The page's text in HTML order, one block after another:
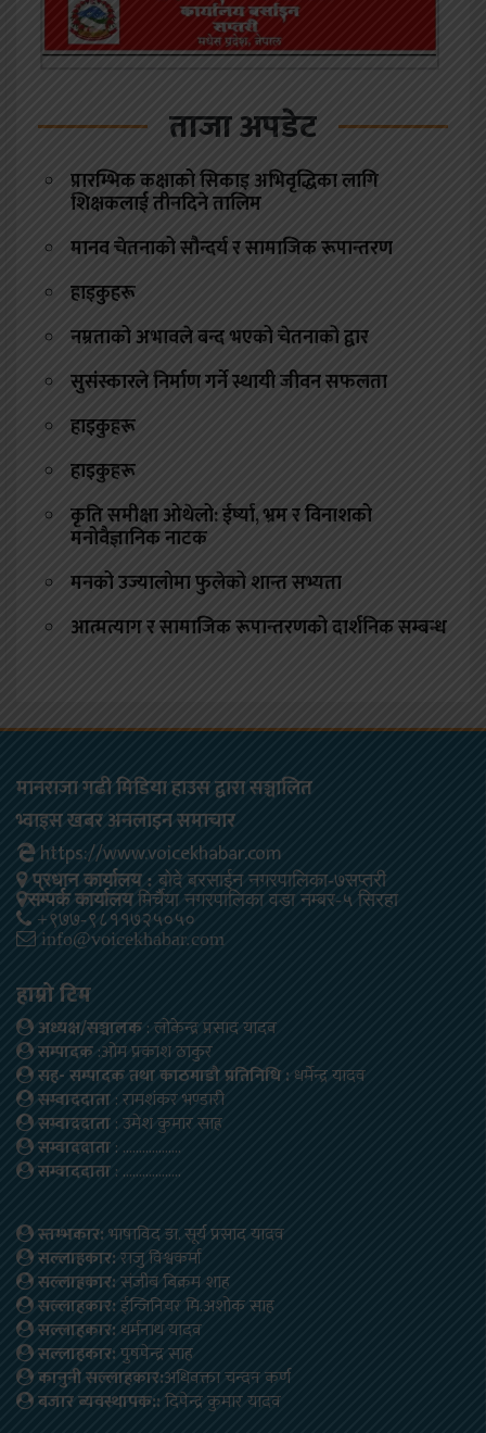
ताजा अपडेट
प्रारम्भिक कक्षाको सिकाइ अभिवृद्धिका लागि
शिक्षकलाई तीनदिने तालिम
मानव चेतनाको सौन्दर्य र सामाजिक रूपान्तरण
हाइकुहरू
नम्रताको अभावले बन्द भएको चेतनाको द्वार
सुसंस्कारले निर्माण गर्ने स्थायी जीवन सफलता
हाइकुहरू
हाइकुहरू
कृति समीक्षा ओथेलो: ईर्ष्या, भ्रम र विनाशको
मनोवैज्ञानिक नाटक
मनको उज्यालोमा फुलेको शान्त सभ्यता
आत्मत्याग र सामाजिक रूपान्तरणको दार्शनिक सम्बन्ध
मानराजा गढी मिडिया हाउस द्वारा सञ्चालित
भ्वाइस खबर अनलाइन समाचार
https://www.voicekhabar.com
प्रधान कार्यालय : बोदे बरसाईन नगरपालिका-७सप्तरी
सम्पर्क कार्यालयमिर्चैया नगरपालिका वडा नम्बर-५ सिरहा
+९७७-९८११७२५०५०
info@voicekhabar.com
हाम्रो टिम
अध्यक्ष/सञ्चालक: लोकेन्द्र प्रसाद यादव
सम्पादक:ओम प्रकाश ठाकुर
सह- सम्पादक तथा काठमाडौ प्रतिनिधि : धर्मेन्द्र यादव
सम्वाददाता: रामशंकर भण्डारी
सम्वाददाता: उमेश कुमार साह
सम्वाददाता: ………………
सम्वाददाता: ………………
स्तम्भकार:भाषाविद डा. सूर्य प्रसाद यादव
सल्लाहकार:राजु विश्वकर्मा
सल्लाहकार:संजीब बिक्रम शाह
सल्लाहकार:ईन्जिनियर मि.अशोक साह
सल्लाहकार: धर्मनाथ यादव
सल्लाहकार:पुषपेन्द्र साह
कानुनी सल्लाहकार:अधिवक्ता चन्दन कर्ण
बजार ब्यवस्थापक::दिपेन्द्र कुमार यादव